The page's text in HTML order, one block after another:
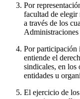
Por
facultad de elegir
a través de los
Administraciones
Por participación
entiende el
sindicales, en los
entidades u
El ejercicio de